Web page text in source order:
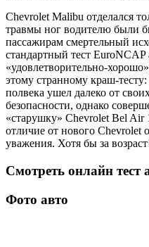
Chevrolet Malibu отделался
травмы ног водителю были
пассажирам смертельный
стандартный тест
«удовлетворительно-
этому странному краш-
полвека ушел далеко от
безопасности, однако
«старушку» Chevrolet Bel Air
отличие от нового Chevrolet
уважения. Хотя бы за
Смотреть онлайн тест
Фото авто